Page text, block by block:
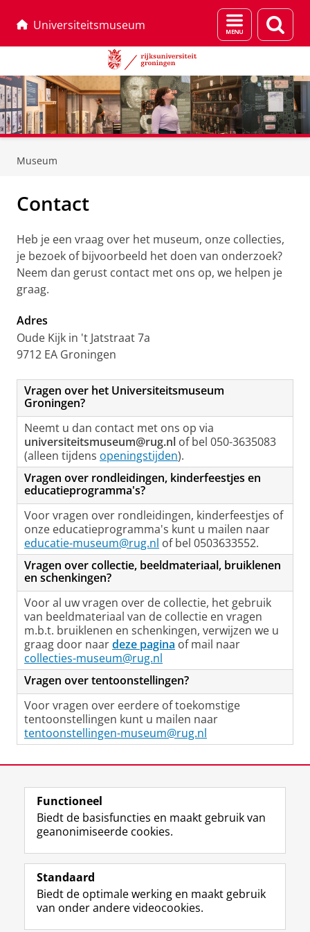
Universiteitsmuseum
Menu
en
Museum
Contact
Heb je een vraag over het museum, onze collecties,
je bezoek of bijvoorbeeld het doen van onderzoek?
Neem dan gerust contact met ons op, we helpen je
graag.
Adres
Oude Kijk in 't Jatstraat 7a
9712 EA Groningen
Vragen over het Universiteitsmuseum
Groningen?
Neemt u dan contact met ons op via
universiteitsmuseum@rug.nl of bel 050-3635083
(alleen tijdens openingstijden).
Vragen over rondleidingen, kinderfeestjes en
educatieprogramma's?
Voor vragen over rondleidingen, kinderfeestjes of
onze educatieprogramma's kunt u mailen naar
educatie-museum@rug.nl of bel 0503633552.
Vragen over collectie, beeldmateriaal, bruiklenen
en schenkingen?
Voor al uw vragen over de collectie, het gebruik
van beeldmateriaal van de collectie en vragen
m.b.t. bruiklenen en schenkingen, verwijzen we u
graag door naardeze pagina of mail naar
collecties-museum@rug.nl
Vragen over tentoonstellingen?
Voor vragen over eerdere of toekomstige
tentoonstellingen kunt u mailen naar
tentoonstellingen-museum@rug.nl
View this page in:English
Volg ons op
F
a
e
b
T
w
t
t
I
n
t
Over het museum
Functioneel
Biedt de basisfuncties en maakt gebruik van
geanonimiseerde cookies.
Standaard
Biedt de optimale werking en maakt gebruik
van onder andere videocookies.